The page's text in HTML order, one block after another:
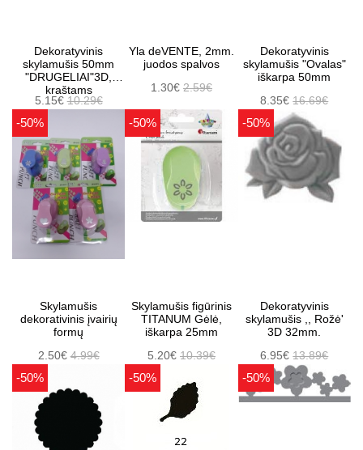
Dekoratyvinis
skylamušis 50mm
"DRUGELIAI"3D,
kraštams
5.15€10.29€
Yla deVENTE, 2mm.
juodos spalvos
1.30€ 2.59€
Dekoratyvinis
skylamušis "Ovalas"
iškarpa 50mm
8.35€16.69€
-50%
Skylamušis
dekorativinis įvairių
formų
2.50€4.99€
-50%
Skylamušis figūrinis
TITANUM Gėlė,
iškarpa 25mm
5.20€ 10.39€
-50%
Dekoratyvinis
skylamušis ,, Rožė'
3D 32mm.
6.95€13.89€
-50% -50% -50%